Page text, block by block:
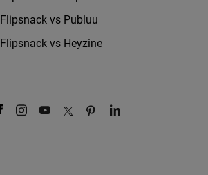
Flipsnack vs Publuu
Flipsnack vs Heyzine